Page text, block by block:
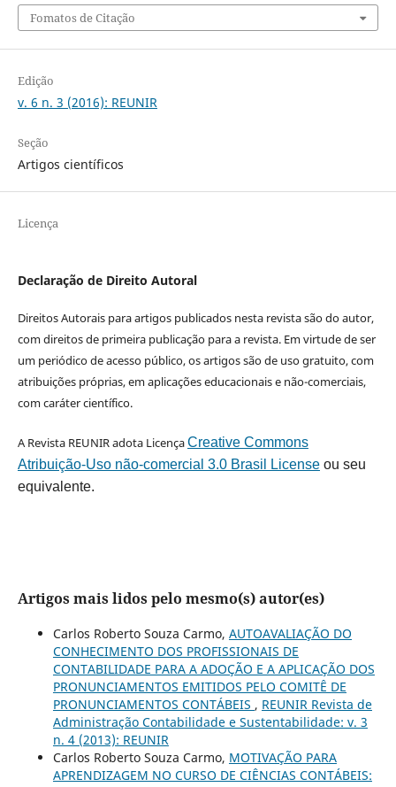
Fomatos de Citação
Edição
v. 6 n. 3 (2016): REUNIR
Seção
Artigos científicos
Licença
Declaração de Direito Autoral
Direitos Autorais para artigos publicados nesta revista são do autor,
com direitos de primeira publicação para a revista. Em virtude de ser
um periódico de acesso público, os artigos são de uso gratuito, com
atribuições próprias, em aplicações educacionais e não-comerciais,
com caráter científico.
A Revista REUNIR adota LicençaCreative Commons
Atribuição-Uso não-comercial 3.0 Brasil Licenseou seu
equivalente.
Artigos mais lidos pelo mesmo(s) autor(es)
Carlos Roberto Souza Carmo, AUTOAVALIAÇÃO DO
CONHECIMENTO DOS PROFISSIONAIS DE
CONTABILIDADE PARA A ADOÇÃO E A APLICAÇÃO DOS
PRONUNCIAMENTOS EMITIDOS PELO COMITÊ DE
PRONUNCIAMENTOS CONTÁBEIS , REUNIR Revista de
Administração Contabilidade e Sustentabilidade: v. 3
n. 4 (2013): REUNIR
Carlos Roberto Souza Carmo, MOTIVAÇÃO PARA
APRENDIZAGEM NO CURSO DE CIÊNCIAS CONTÁBEIS: